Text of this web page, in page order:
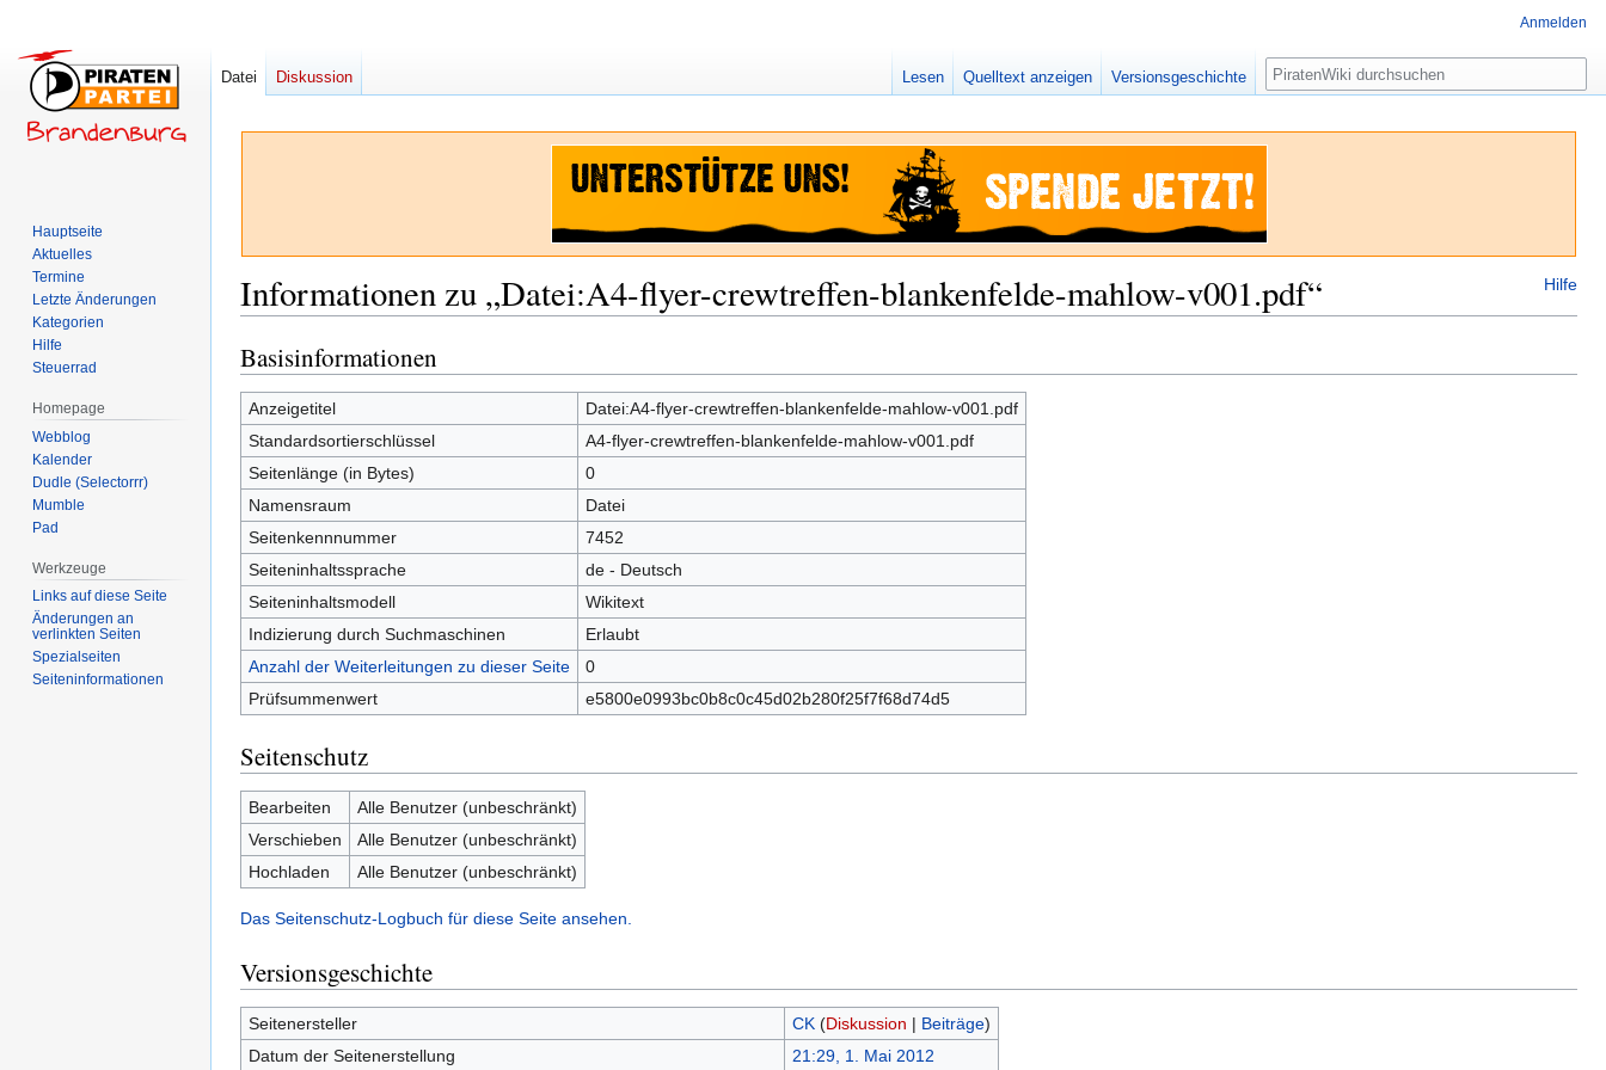
Hilfe
Informationen zu „Datei:A4-flyer-crewtreffen-blankenfelde-mahlow-v001.pdf“
Zur
Navigation
springen
Zur
Suche
springen
Basisinformationen
Anzeigetitel
Datei:A4-flyer-crewtreffen-blankenfelde-mahlow-v001.pdf
Standardsortierschlüssel
A4-flyer-crewtreffen-blankenfelde-mahlow-v001.pdf
Seitenlänge (in Bytes)
0
Namensraum
Datei
Seitenkennnummer
7452
Seiteninhaltssprache
de - Deutsch
Seiteninhaltsmodell
Wikitext
Indizierung durch Suchmaschinen
Erlaubt
Anzahl der Weiterleitungen zu dieser Seite
0
Prüfsummenwert
e5800e0993bc0b8c0c45d02b280f25f7f68d74d5
Seitenschutz
Bearbeiten
Alle Benutzer (unbeschränkt)
Verschieben
Alle Benutzer (unbeschränkt)
Hochladen
Alle Benutzer (unbeschränkt)
Das Seitenschutz-Logbuch für diese Seite ansehen.
Versionsgeschichte
Seitenersteller CK (Diskussion | Beiträge)
Datum der Seitenerstellung
21:29, 1. Mai 2012
Anmelden
Datei Diskussion Lesen Quelltext anzeigen Versionsgeschichte Suche
Hauptseite
Aktuelles
Termine
Letzte Änderungen
Kategorien
Hilfe
Steuerrad
Homepage
Webblog
Kalender
Dudle (Selectorrr)
Mumble
Pad
Werkzeuge
Links auf diese Seite
Änderungen an
verlinkten Seiten
Spezialseiten
Seiten­­informationen